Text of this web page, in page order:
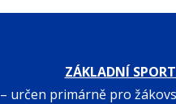
ZÁKLADNÍ
– určen primárně pro